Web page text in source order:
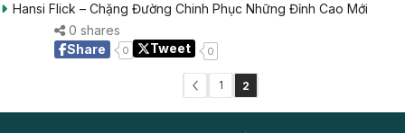
Hansi Flick – Chặng Đường Chinh Phục Những Đỉnh Cao Mới
0 shares
Share
0 Tweet 0
1 2